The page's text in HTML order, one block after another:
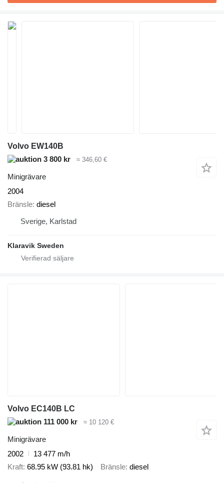
Volvo EW140B
3 800 kr
≈ 346,60 €
Minigrävare
2004
Bränsle diesel
Sverige, Karlstad
Klaravik Sweden
Volvo EC140B LC
111 000 kr
≈ 10 120 €
Minigrävare
2002
13 477 m/h
Kraft 68.95 kW (93.81 hk) Bränsle diesel